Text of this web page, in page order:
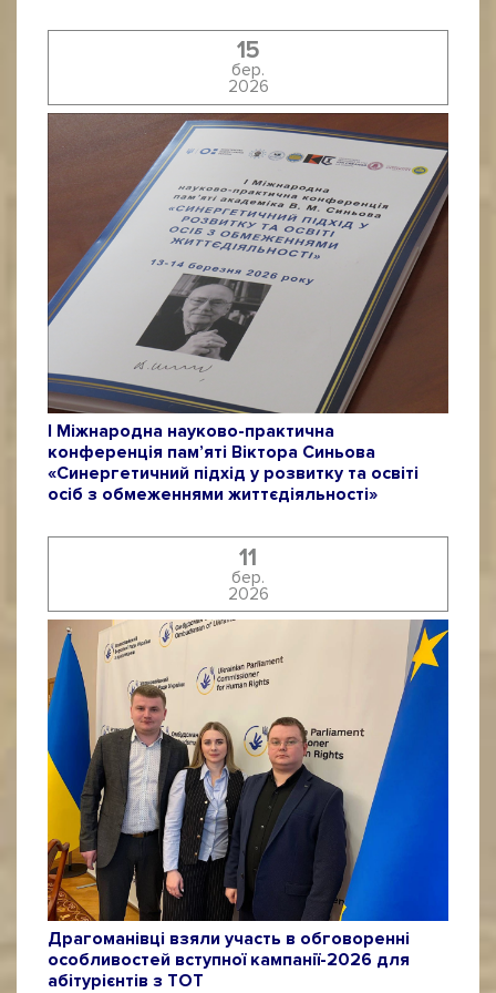
15
бер.
2026
І Міжнародна науково-практична
конференція пам’яті Віктора Синьова
«Синергетичний підхід у розвитку та освіті
осіб з обмеженнями життєдіяльності»
11
бер.
2026
Драгоманівці взяли участь в обговоренні
особливостей вступної кампанії-2026 для
абітурієнтів з ТОТ